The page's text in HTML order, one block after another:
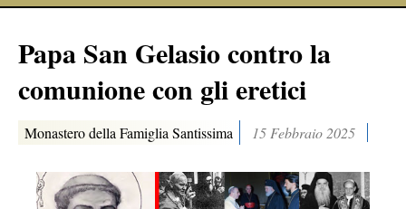
Papa San Gelasio contro la
comunione con gli eretici
Monastero della Famiglia Santissima 15 Febbraio 2025